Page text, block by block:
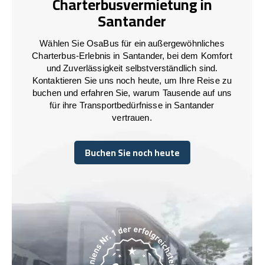
Santander
Wählen Sie OsaBus für ein außergewöhnliches
Charterbus-Erlebnis in Santander, bei dem Komfort
und Zuverlässigkeit selbstverständlich sind.
Kontaktieren Sie uns noch heute, um Ihre Reise zu
buchen und erfahren Sie, warum Tausende auf uns
für ihre Transportbedürfnisse in Santander
vertrauen.
Buchen Sie noch heute
Buchen Sie noch heute